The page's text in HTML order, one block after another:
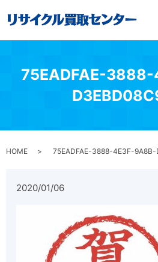
75EADFAE-
HOME 75EADFAE-3888-4E3F-
2020/01/06